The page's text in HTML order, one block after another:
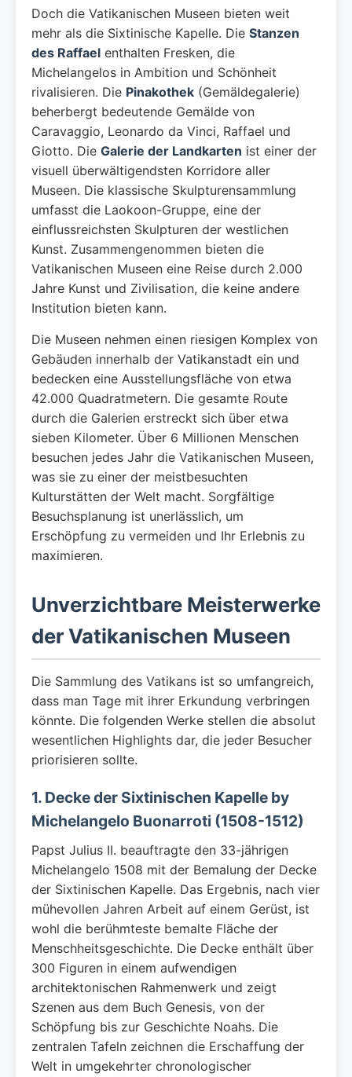
Doch die Vatikanischen Museen bieten weit
mehr als die Sixtinische Kapelle. Die Stanzen
des Raffael enthalten Fresken, die
Michelangelos in Ambition und Schönheit
rivalisieren. Die Pinakothek (Gemäldegalerie)
beherbergt bedeutende Gemälde von
Caravaggio, Leonardo da Vinci, Raffael und
Giotto. Die Galerie der Landkarten ist einer der
visuell überwältigendsten Korridore aller
Museen. Die klassische Skulpturensammlung
umfasst die Laokoon-Gruppe, eine der
einflussreichsten Skulpturen der westlichen
Kunst. Zusammengenommen bieten die
Vatikanischen Museen eine Reise durch 2.000
Jahre Kunst und Zivilisation, die keine andere
Institution bieten kann.
Die Museen nehmen einen riesigen Komplex von
Gebäuden innerhalb der Vatikanstadt ein und
bedecken eine Ausstellungsfläche von etwa
42.000 Quadratmetern. Die gesamte Route
durch die Galerien erstreckt sich über etwa
sieben Kilometer. Über 6 Millionen Menschen
besuchen jedes Jahr die Vatikanischen Museen,
was sie zu einer der meistbesuchten
Kulturstätten der Welt macht. Sorgfältige
Besuchsplanung ist unerlässlich, um
Erschöpfung zu vermeiden und Ihr Erlebnis zu
maximieren.
Unverzichtbare Meisterwerke
der Vatikanischen Museen
Die Sammlung des Vatikans ist so umfangreich,
dass man Tage mit ihrer Erkundung verbringen
könnte. Die folgenden Werke stellen die absolut
wesentlichen Highlights dar, die jeder Besucher
priorisieren sollte.
1. Decke der Sixtinischen Kapelle by
Michelangelo Buonarroti (1508-1512)
Papst Julius II. beauftragte den 33-jährigen
Michelangelo 1508 mit der Bemalung der Decke
der Sixtinischen Kapelle. Das Ergebnis, nach vier
mühevollen Jahren Arbeit auf einem Gerüst, ist
wohl die berühmteste bemalte Fläche der
Menschheitsgeschichte. Die Decke enthält über
300 Figuren in einem aufwendigen
architektonischen Rahmenwerk und zeigt
Szenen aus dem Buch Genesis, von der
Schöpfung bis zur Geschichte Noahs. Die
zentralen Tafeln zeichnen die Erschaffung der
Welt in umgekehrter chronologischer